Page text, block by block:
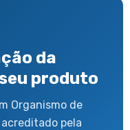
da
produto
Organismo de
pela